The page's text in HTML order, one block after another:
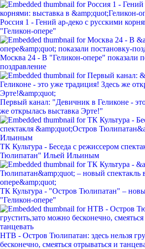
Россия 1 - Гений ар-деко с русскими
"Геликон-опере"
Москва 24 - В "Геликон-опере" показали
поздравление
Первый канал: "Девичник в Геликоне -
же открылась выставка Эрте!"
ТК Культура - Беседа с режиссером
Тюлипатан" Ильей Ильиным
ТК Культура - "Остров Тюлипатан" –
"Геликон-опере"
НТВ - Остров Тюлипатан: здесь нельзя
бесконечно, смеяться отрываться и